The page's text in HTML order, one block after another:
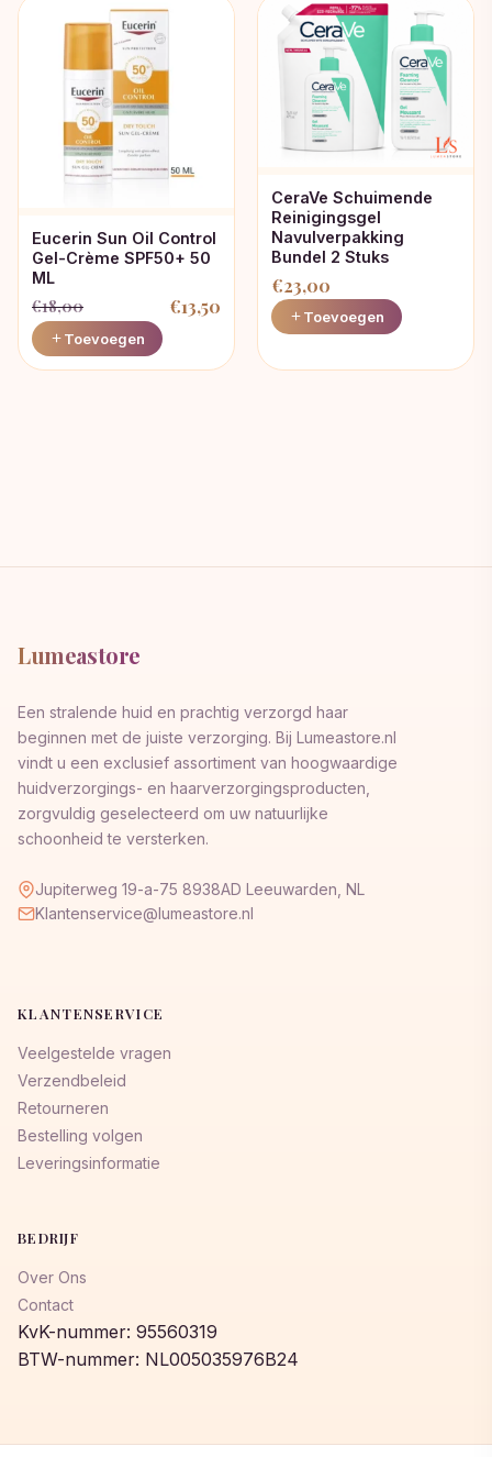
Eucerin Sun Oil Control
Gel-Crème SPF50+ 50
ML
€18,00
Oorspronkelijke
prijs
€13,50
Huidige
prijs
Toevoegen
CeraVe Schuimende
Reinigingsgel
Navulverpakking
Bundel 2 Stuks
€23,00
Toevoegen
Lumeastore
Een stralende huid en prachtig verzorgd haar
beginnen met de juiste verzorging. Bij Lumeastore.nl
vindt u een exclusief assortiment van hoogwaardige
huidverzorgings- en haarverzorgingsproducten,
zorgvuldig geselecteerd om uw natuurlijke
schoonheid te versterken.
Jupiterweg 19-a-75 8938AD Leeuwarden, NL
Klantenservice@lumeastore.nl
KLANTENSERVICE
Veelgestelde vragen
Verzendbeleid
Retourneren
Bestelling volgen
Leveringsinformatie
BEDRIJF
Over Ons
Contact
KvK-nummer: 95560319
BTW-nummer: NL005035976B24